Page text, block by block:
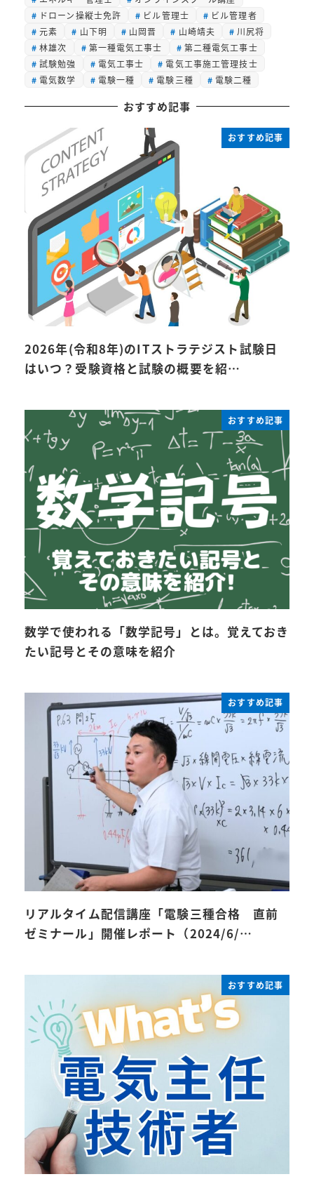
ドローン操縦士免許
ビル管理士
ビル管理者
元素
山下明 山岡晋 山崎靖夫
川尻将
林雄次
第一種電気工事士
第二種電気工事士
試験勉強
電気工事士
電気工事施工管理技士
電気数学
電験一種 電験三種 電験二種
おすすめ記事
おすすめ記事
2026年(令和8年)のITストラテジスト試験日
はいつ？受験資格と試験の概要を紹…
おすすめ記事
数学で使われる「数学記号」とは。覚えておき
たい記号とその意味を紹介
おすすめ記事
リアルタイム配信講座「電験三種合格 直前
ゼミナール」開催レポート（2024/6/…
おすすめ記事